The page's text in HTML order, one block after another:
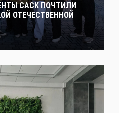
САСК ПОЧТИЛИ
ОТЕЧЕСТВЕННОЙ